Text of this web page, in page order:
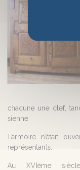
chacune une clef,
sienne.
L’armoire n’était
représentants.
Au XVIème